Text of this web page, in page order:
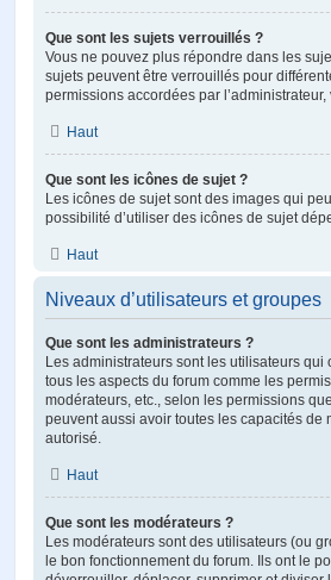
Que sont les sujets verrouillés ?
Vous ne pouvez plus répondre dans les
sujets peuvent être verrouillés pour
permissions accordées par
Haut
Que sont les icônes de sujet ?
Les icônes de sujet sont des images qui
possibilité d’utiliser des icônes de sujet
Haut
Niveaux d’utilisateurs et groupes
Que sont les administrateurs ?
Les administrateurs sont les utilisateurs
tous les aspects du forum comme les
modérateurs, etc., selon les permissions
peuvent aussi avoir toutes les capacités de
autorisé.
Haut
Que sont les modérateurs ?
Les modérateurs sont des utilisateurs (ou
le bon fonctionnement du forum. Ils ont le